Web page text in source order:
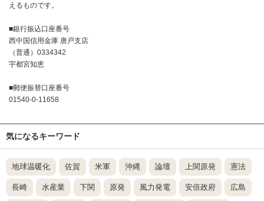
えるものです。
■銀行振込口座番号
西中国信用金庫 唐戸支店
（普通）0334342
宇都宮知恵
■郵便振替口座番号
01540-0-11658
気になるキーワード
地球温暖化 佐賀 米軍 沖縄 論壇 上関原発 憲法
長崎 水産業 下関 原発 風力発電 安倍政府 広島